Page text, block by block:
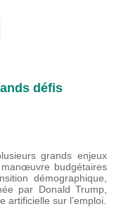
défis
grands enjeux
budgétaires
démographique,
par Donald Trump,
artificielle sur l’emploi.